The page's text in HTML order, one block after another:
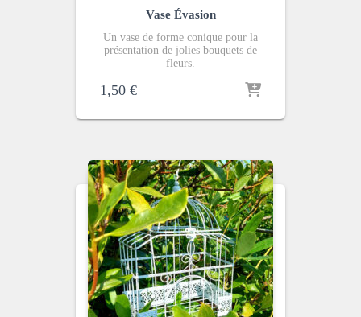
Vase Évasion
Un vase de forme conique pour la
présentation de jolies bouquets de
fleurs.
1,50 €